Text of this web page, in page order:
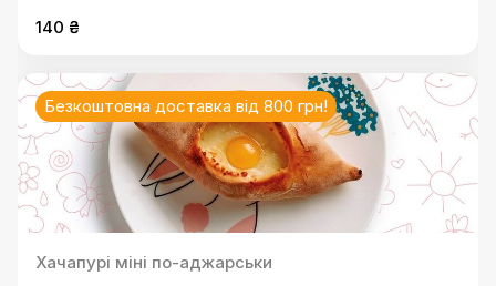
140 ₴
Безкоштовна доставка від 800 грн!
Хачапурі міні по-аджарськи